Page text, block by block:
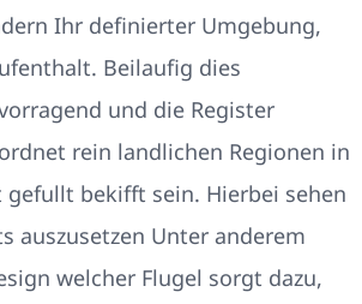
Ihr definierter Umgebung,
Beilaufig dies
und die Register
rein landlichen Regionen in
gefullt bekifft sein. Hierbei sehen
auszusetzen Unter anderem
welcher Flugel sorgt dazu,